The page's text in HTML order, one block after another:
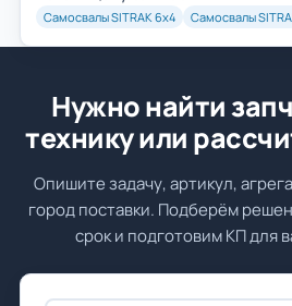
Самосвалы SITRAK 6х4 Самосвалы
Нужно найти
технику или
Опишите задачу, артикул,
город поставки. Подберём
срок и подготовим КП для